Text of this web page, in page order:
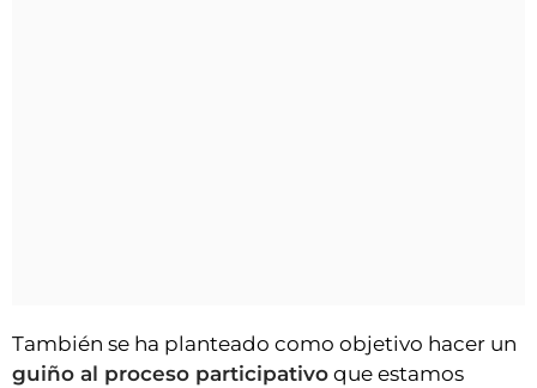
También se ha planteado como objetivo hacer un
guiño al proceso participativo que estamos